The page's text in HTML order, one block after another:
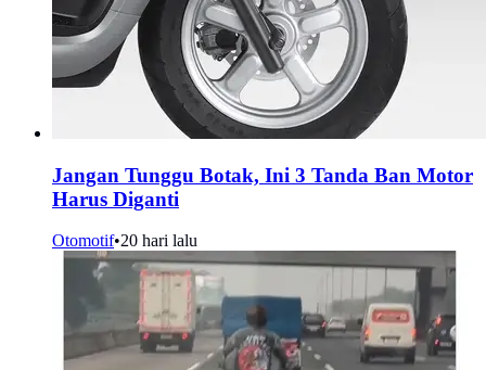
Jangan Tunggu Botak, Ini 3 Tanda Ban Motor
Harus Diganti
Otomotif•20 hari lalu